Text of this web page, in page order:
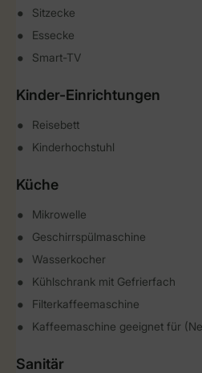
Sitzecke
Essecke
Smart-TV
Kinder-Einrichtungen
Reisebett
Kinderhochstuhl
Küche
Mikrowelle
Geschirrspülmaschine
Wasserkocher
Kühlschrank mit Gefrierfach
Filterkaffeemaschine
Kaffeemaschine geeignet für
Sanitär